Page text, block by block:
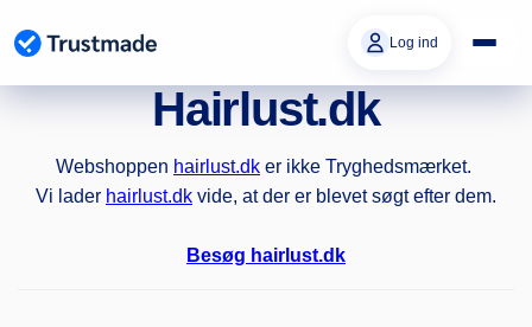
indhold
Log ind
Hairlust.dk
Webshoppen hairlust.dk er ikke Tryghedsmærket.
Vi lader hairlust.dk vide, at der er blevet søgt efter dem.
Besøg hairlust.dk